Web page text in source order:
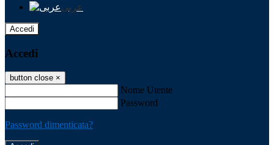
عربى
Accedi
Accedi
button close ×
Nome Utente
Password
Password dimenticata?